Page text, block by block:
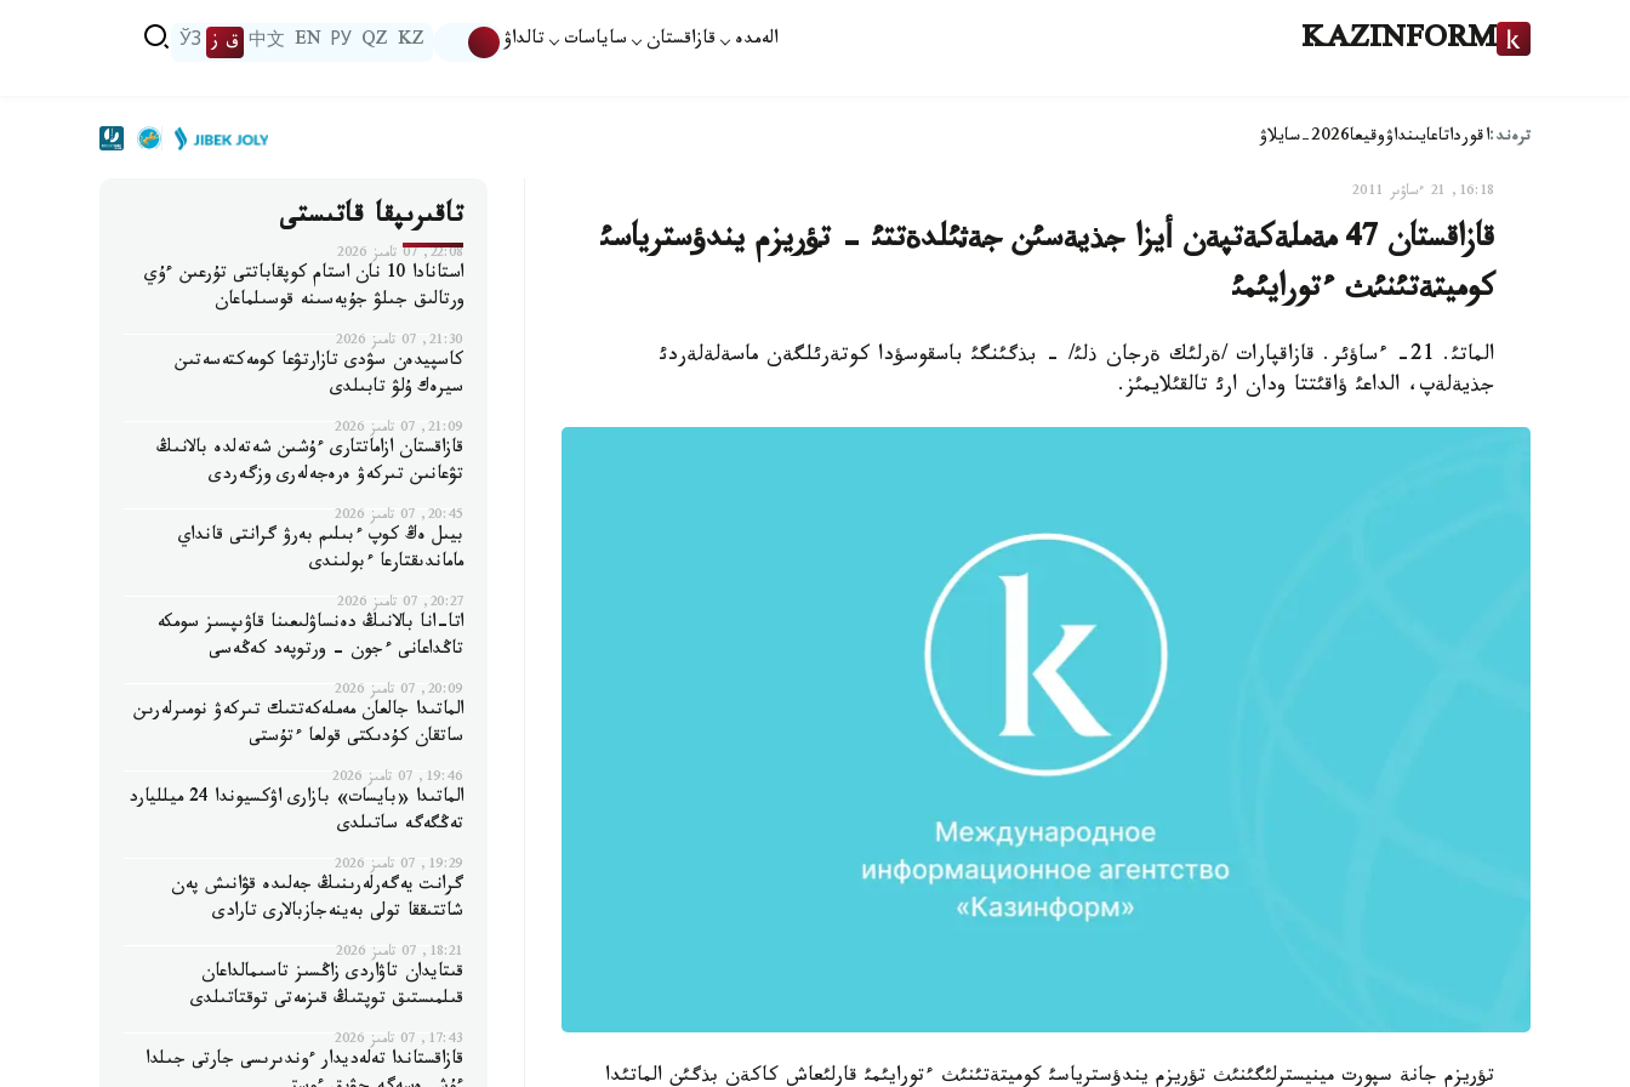
KAZINFORM الەمدە قازاقستان ساياسات تالداۋ KZ
QZ
РУ
EN
中文 ق ز ЎЗ
ترەند:اقورداتاعايىنداۋوقيعا2026-سايلاۋ
16:18, 21 ءساۋىر 2011
قازاقستان 47 مةملةكةتپةن أيزا جذيةسئن جةثئلدةتتئ - تؤريزم يندؤسترياسئ
كوميتةتئنئث ءتورايئمئ
الماتئ. 21- ءساؤئر. قازاقپارات /ةرلئك ةرجان ذلئ/ - بذگئنگئ باسقوسؤدا كوتةرئلگةن ماسةلةلةردئ
جذيةلةپ، الداعئ ؤاقئتتا ودان ارئ تالقئلايمئز.
تؤريزم جانة سپورت مينيسترلئگئنئث تؤريزم يندؤسترياسئ كوميتةتئنئث ءتورايئمئ قارلئعاش كاكةن بذگئن الماتئدا
تاقىرىپقا قاتىستى
22:08, 07 تامىز 2026
استانادا 10 نان استام كوپقاباتتى تۇرعىن ءۇي
ورتالىق جىلۋ جۇيەسىنە قوسىلماعان
21:30, 07 تامىز 2026
كاسپيدەن سۋدى تازارتۋعا كومەكتەسەتىن
سيرەك ۇلۋ تابىلدى
21:09, 07 تامىز 2026
قازاقستان ازاماتتارى ءۇشىن شەتەلدە بالانىڭ
تۋعانىن تىركەۋ ەرەجەلەرى وزگەردى
20:45, 07 تامىز 2026
بيىل ەڭ كوپ ءبىلىم بەرۋ گرانتى قانداي
ماماندىقتارعا ءبولىندى
20:27, 07 تامىز 2026
اتا-انا بالانىڭ دەنساۋلىعىنا قاۋىپسىز سومكە
تاڭداعانى ءجون - ورتوپەد كەڭەسى
20:09, 07 تامىز 2026
الماتىدا جالعان مەملەكەتتىك تىركەۋ نومىرلەرىن
ساتقان كۇدىكتى قولعا ءتۇستى
19:46, 07 تامىز 2026
الماتىدا «بايسات» بازارى اۋكسيوندا 24 ميلليارد
تەڭگەگە ساتىلدى
19:29, 07 تامىز 2026
گرانت يەگەرلەرىنىڭ جەلىدە قۋانىش پەن
شاتتىققا تولى بەينەجازبالارى تارادى
18:21, 07 تامىز 2026
قىتايدان تاۋاردى زاڭسىز تاسىمالداعان
قىلمىستىق توپتىڭ قىزمەتى توقتاتىلدى
17:43, 07 تامىز 2026
قازاقستاندا تەلەديدار ءوندىرىسى جارتى جىلدا